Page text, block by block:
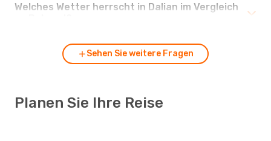
Welches Wetter herrscht in Dalian im Vergleich
Sehen Sie weitere Fragen
Planen Sie Ihre Reise